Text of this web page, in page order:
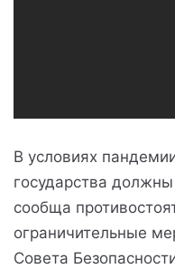
В условиях
государства
сообща
ограничительные
Совета